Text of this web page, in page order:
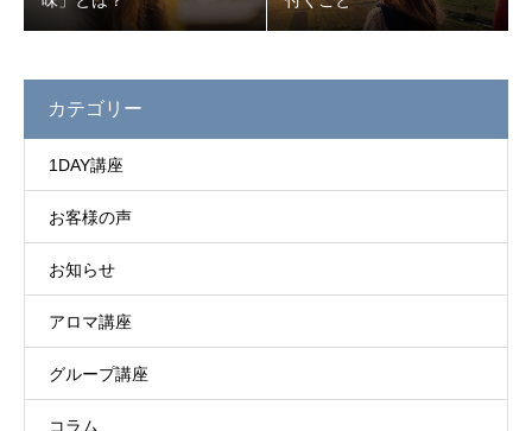
カテゴリー
1DAY講座
お客様の声
お知らせ
アロマ講座
グループ講座
コラム